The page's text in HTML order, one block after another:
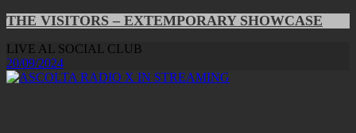
THE VISITORS – EXTEMPORARY SHOWCASE
LIVE AL SOCIAL CLUB
20/09/2024